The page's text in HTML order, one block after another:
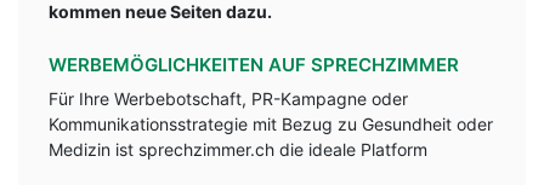
kommen neue Seiten dazu.
WERBEMÖGLICHKEITEN AUF SPRECHZIMMER
Für Ihre Werbebotschaft, PR-Kampagne oder
Kommunikationsstrategie mit Bezug zu Gesundheit oder
Medizin ist sprechzimmer.ch die ideale Platform